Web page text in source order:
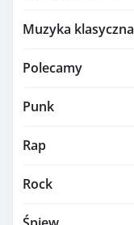
Muzyka klasyczna
Polecamy
Punk
Rap
Rock